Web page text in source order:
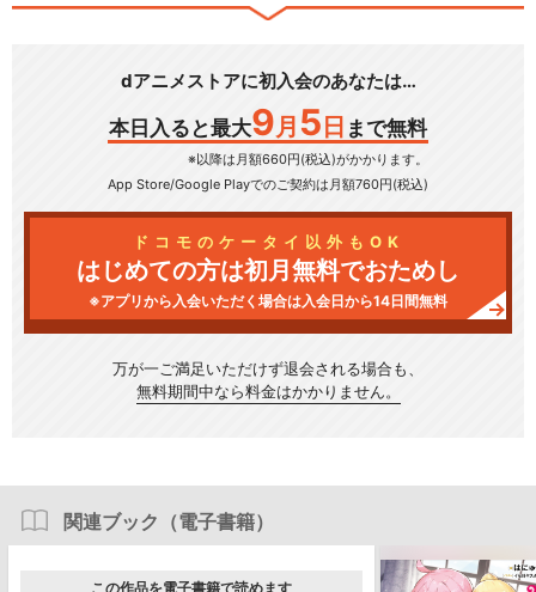
dアニメストアに初入会のあなたは…
本日入ると最大9 月 5 日 まで無料
※以降は月額660円(税込)がかかります。
App Store/Google Playでのご契約は月額760円(税込)
ドコモのケータイ以外もOK
はじめての方は初月無料でおためし
※アプリから入会いただく場合は入会日から14日間無料
万が一ご満足いただけず退会される場合も、
無料期間中なら料金はかかりません。
関連ブック（電子書籍）
この作品を電子書籍で読めます